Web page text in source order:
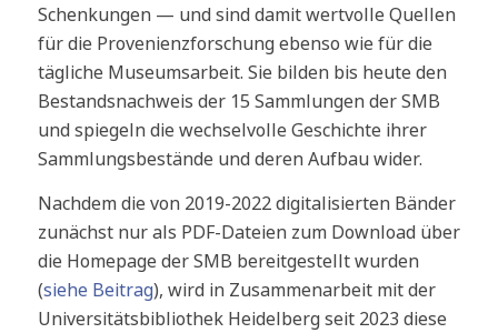
Schenkungen — und sind damit wertvolle Quellen
für die Provenienzforschung ebenso wie für die
tägliche Museumsarbeit. Sie bilden bis heute den
Bestandsnachweis der 15 Sammlungen der SMB
und spiegeln die wechselvolle Geschichte ihrer
Sammlungsbestände und deren Aufbau wider.
Nachdem die von 2019-2022 digitalisierten Bänder
zunächst nur als PDF-Dateien zum Download über
die Homepage der SMB bereitgestellt wurden
(siehe Beitrag), wird in Zusammenarbeit mit der
Universitätsbibliothek Heidelberg seit 2023 diese